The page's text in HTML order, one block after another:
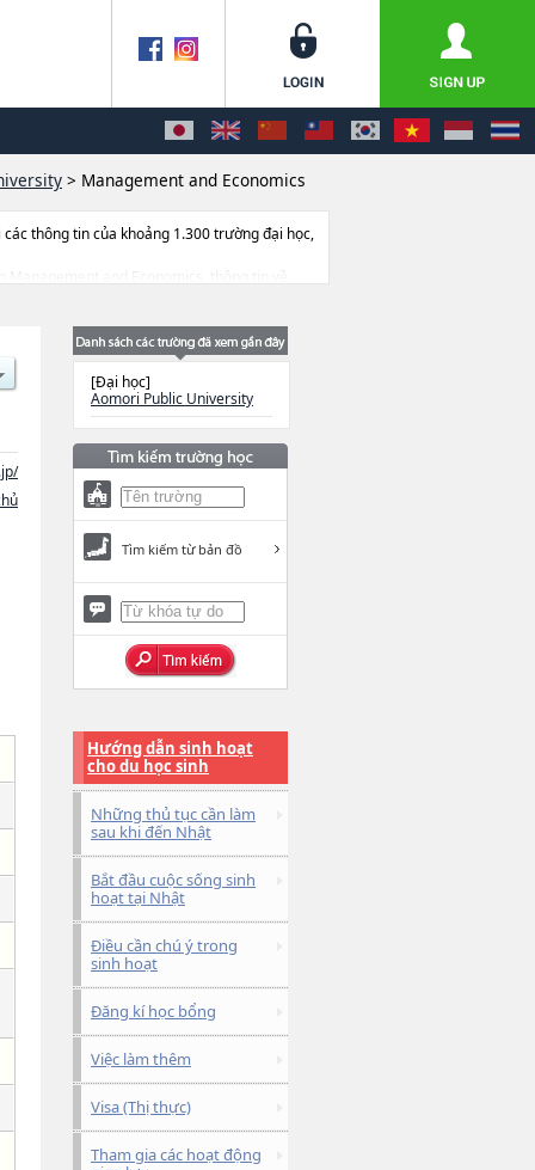
> Management and Economics
các thông tin của khoảng 1.300 trường đại học,
[Đại học]
Aomori Public University
Tìm kiếm từ bản đồ
Hướng dẫn sinh hoạt
cho du học sinh
Những thủ tục cần làm
sau khi đến Nhật
Bắt đầu cuộc sống sinh
hoạt tại Nhật
Điều cần chú ý trong
sinh hoạt
Đăng kí học bổng
Việc làm thêm
Visa (Thị thực)
Tham gia các hoạt động